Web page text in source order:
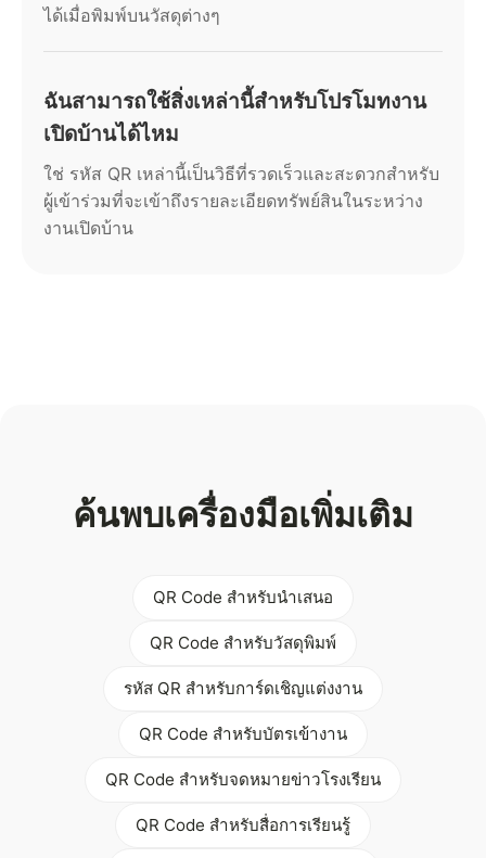
ได้เมื่อพิมพ์บนวัสดุต่างๆ
ฉันสามารถใช้สิ่งเหล่านี้สำหรับโปรโมทงาน
เปิดบ้านได้ไหม
ใช่ รหัส QR เหล่านี้เป็นวิธีที่รวดเร็วและสะดวกสำหรับ
ผู้เข้าร่วมที่จะเข้าถึงรายละเอียดทรัพย์สินในระหว่าง
งานเปิดบ้าน
ค้นพบเครื่องมือเพิ่มเติม
QR Code สำหรับนำเสนอ
QR Code สำหรับวัสดุพิมพ์
รหัส QR สำหรับการ์ดเชิญแต่งงาน
QR Code สำหรับบัตรเข้างาน
QR Code สำหรับจดหมายข่าวโรงเรียน
QR Code สำหรับสื่อการเรียนรู้